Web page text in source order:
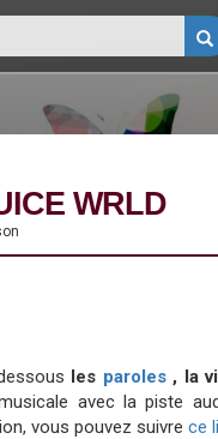
WRLD
les paroles , la
avec la piste
vous pouvez suivre ce